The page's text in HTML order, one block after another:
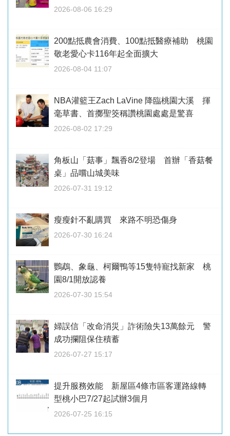
2026-08-06 16:29
200點抵農會消費、100點抵醫療補助 桃園
敬老愛心卡116年起全面擴大
2026-08-04 11:07
NBA灌籃王Zach LaVine 降臨桃園大溪 揮
毫草書、首擲聖筊稱讚桃園處處是驚喜
2026-08-02 17:29
角板山「菇事」飄香8/2登場 首辦「香菇餐
桌」品嚐山城美味
2026-07-31 19:12
瘦瘦針不亂購買 來路不明恐傷身
2026-07-30 16:24
鸚鵡、象龜、柯爾鴨等15隻特寵找新家 桃
園8/1開放認養
2026-07-30 15:54
婦誤信「改命消災」詐術險失13萬餘元 警
成功攔阻保住積蓄
2026-07-27 15:17
提升服務效能 新屋區4條市區客運路線轉
型桃小巴7/27起試辦3個月
2026-07-25 16:15